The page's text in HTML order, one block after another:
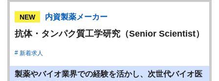
NEW 内資製薬メーカー
抗体・タンパク質工学研究（Senior Scientist）
新着求人
製薬やバイオ業界での経験を活かし、次世代バイオ医